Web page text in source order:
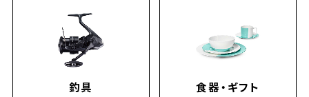
釣具 食器・ギフト